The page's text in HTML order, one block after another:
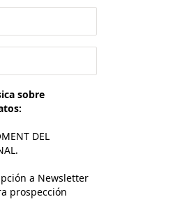
sobre
DEL
a Newsletter
prospección